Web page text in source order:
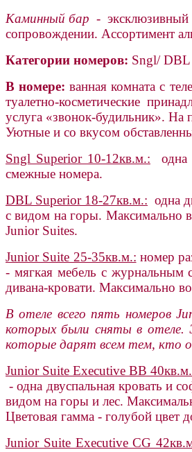
Каминный бар - эксклюзивный
сопровождении. Ассортимент
Категории номеров: Sngl/ DBL
В номере: ванная комната с
туалетно-косметические
услуга «звонок-будильник». На
Уютные и со вкусом
Sngl Superior 10-12кв.м.: одна
смежные номера.
DBL Superior 18-27кв.м.: одна
с видом на горы. Максимально
Junior Suites.
Junior Suite 25-35кв.м.: номер
- мягкая мебель с журнальным
дивана-кровати. Максимально
В отеле всего пять номеров
которых были сняты в отеле.
которые дарят всем тем, кто
Junior Suite Executive BB
- одна двуспальная кровать и
видом на горы и лес.
Цветовая гамма - голубой цвет
Junior Suite Executive CG